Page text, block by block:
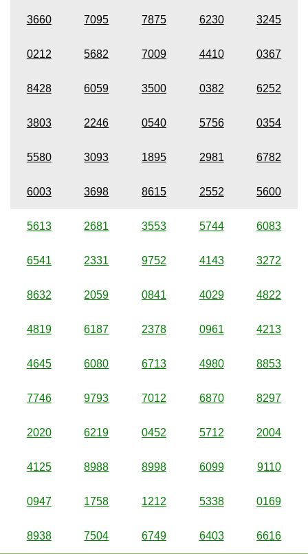
3660 7095 7875 6230 3245
0212 5682 7009 4410 0367
8428 6059 3500 0382 6252
3803 2246 0540 5756 0354
5580 3093 1895 2981 6782
6003 3698 8615 2552 5600
5613 2681 3553 5744 6083
6541 2331 9752 4143 3272
8632 2059 0841 4029 4822
4819 6187 2378 0961 4213
4645 6080 6713 4980 8853
7746 9793 7012 6870 8297
2020 6219 0452 5712 2004
4125 8988 8998 6099 9110
0947 1758 1212 5338 0169
8938 7504 6749 6403 6616